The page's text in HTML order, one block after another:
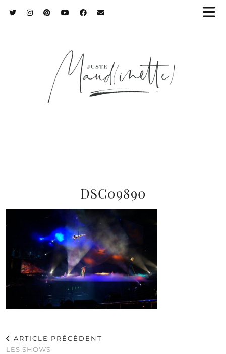
DSC09890
ARTICLE PRÉCÉDENT
LES SHOWS